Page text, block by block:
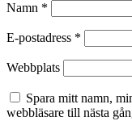
Namn *
E-postadress *
Webbplats
Spara mitt namn,
webbläsare till nästa